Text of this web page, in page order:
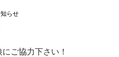
らせ
ご協力下さい！